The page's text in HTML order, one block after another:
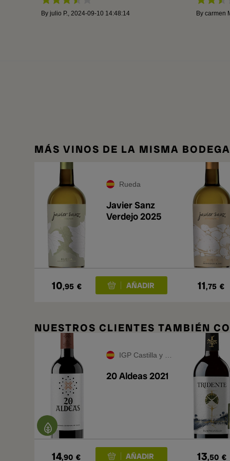
By julio P., 2024-09-10 14:48:14 By carmen
MÁS VINOS DE LA MISMA BODEGA
Rueda
Javier Sanz
Verdejo 2025
10,95 € 11,75 €
NUESTROS CLIENTES TAMBIÉN
IGP Castilla y León
20 Aldeas 2021
14,90 € 13,50 €